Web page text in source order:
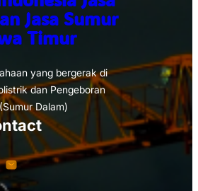
Jasa Sumur
Timur
yang bergerak di
dan Pengeboran
Dalam)